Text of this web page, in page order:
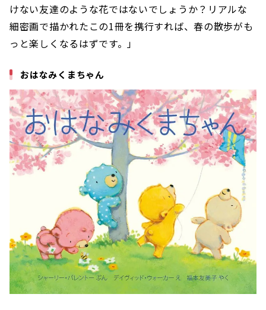
けない友達のような花ではないでしょうか？リアルな
細密画で描かれたこの1冊を携行すれば、春の散歩がも
っと楽しくなるはずです。」
おはなみくまちゃん